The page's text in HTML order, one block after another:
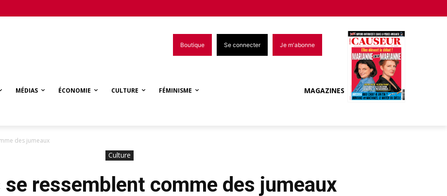
Boutique Se connecter Je m'abonne
MÉDIAS ÉCONOMIE CULTURE FÉMINISME MAGAZINES
des jumeaux
Culture
se ressemblent comme des jumeaux